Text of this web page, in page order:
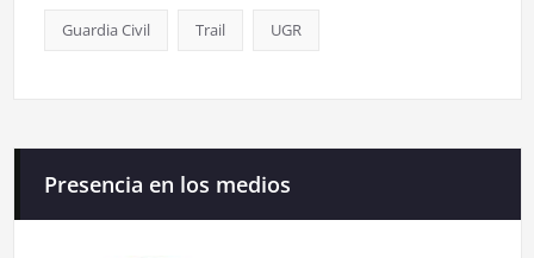
Guardia Civil Trail UGR
Presencia en los medios